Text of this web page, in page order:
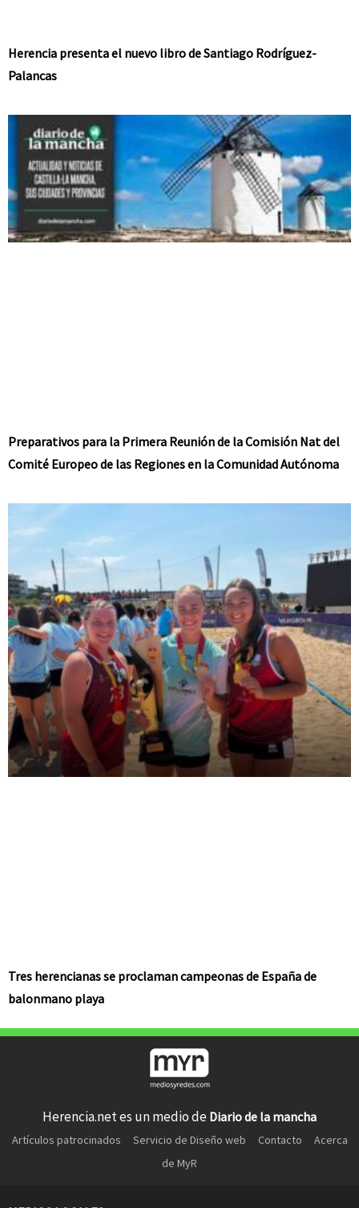
Herencia presenta el nuevo libro de Santiago Rodríguez-
Palancas
Preparativos para la Primera Reunión de la Comisión Nat del
Comité Europeo de las Regiones en la Comunidad Autónoma
Tres herencianas se proclaman campeonas de España de
balonmano playa
Herencia.net es un medio de Diario de la mancha
Artículos patrocinados Servicio de Diseño web Contacto
Acerca
de MyR